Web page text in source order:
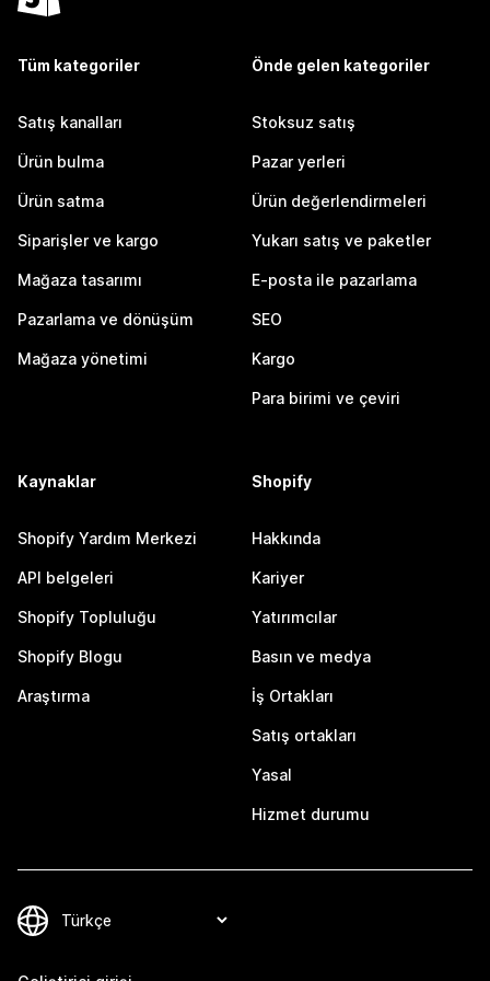
Tüm kategoriler
Satış kanalları
Ürün bulma
Ürün satma
Siparişler ve kargo
Mağaza tasarımı
Pazarlama ve dönüşüm
Mağaza yönetimi
Önde gelen kategoriler
Stoksuz satış
Pazar yerleri
Ürün değerlendirmeleri
Yukarı satış ve paketler
E-posta ile pazarlama
SEO
Kargo
Para birimi ve çeviri
Kaynaklar
Shopify Yardım Merkezi
API belgeleri
Shopify Topluluğu
Shopify Blogu
Araştırma
Shopify
Hakkında
Kariyer
Yatırımcılar
Basın ve medya
İş Ortakları
Satış ortakları
Yasal
Hizmet durumu